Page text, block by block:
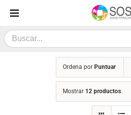
contenido
Search
for:
Ordena por Puntuar
Mostrar 12 productos